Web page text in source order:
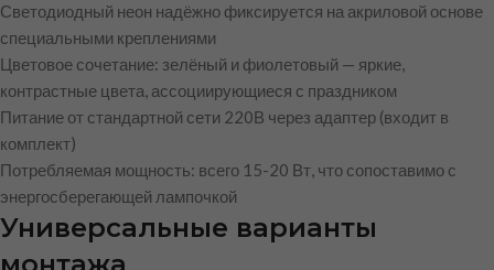
Светодиодный неон надёжно фиксируется на акриловой основе
специальными креплениями
Цветовое сочетание: зелёный и фиолетовый — яркие,
контрастные цвета, ассоциирующиеся с праздником
Питание от стандартной сети 220В через адаптер (входит в
комплект)
Потребляемая мощность: всего 15-20 Вт, что сопоставимо с
энергосберегающей лампочкой
Универсальные варианты